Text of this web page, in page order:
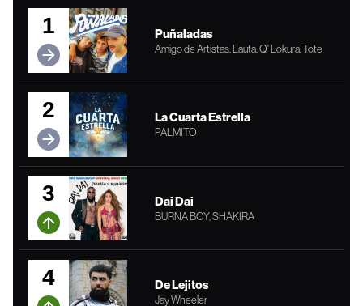
1 Puñaladas
Amigo de Artistas, Lauta, Q' Lokura, Tote
2 La Cuarta Estrella
PALMITO
3 Dai Dai
BURNA BOY, SHAKIRA
4 De Lejitos
Jay Wheeler